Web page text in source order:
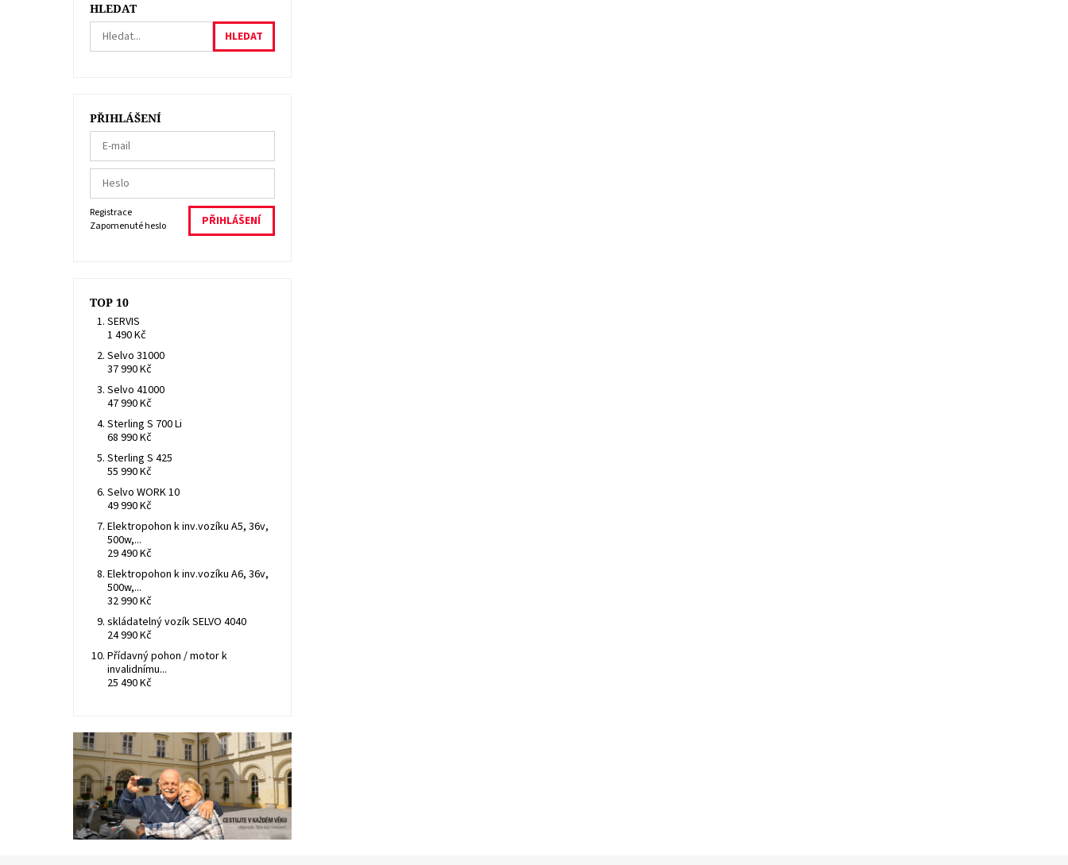
HLEDAT
PŘIHLÁŠENÍ
Registrace
Zapomenuté heslo
TOP 10
SERVIS
1 490 Kč
Selvo 31000
37 990 Kč
Selvo 41000
47 990 Kč
Sterling S 700 Li
68 990 Kč
Sterling S 425
55 990 Kč
Selvo WORK 10
49 990 Kč
Elektropohon k inv.vozíku A5, 36v,
500w,...
29 490 Kč
Elektropohon k inv.vozíku A6, 36v,
500w,...
32 990 Kč
skládatelný vozík SELVO 4040
24 990 Kč
Přídavný pohon / motor k
invalidnímu...
25 490 Kč